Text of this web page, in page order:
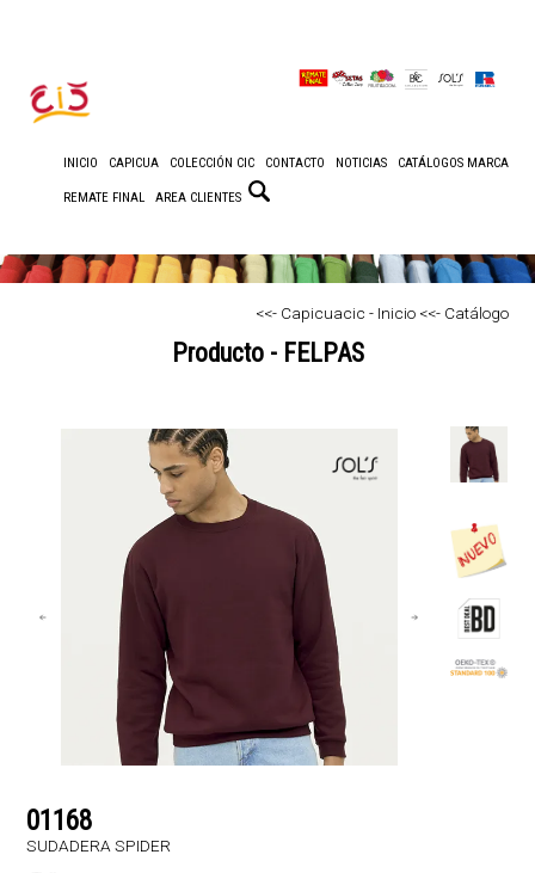
INICIO CAPICUA COLECCIÓN CIC CONTACTO NOTICIAS CATÁLOGOS MARCA
REMATE FINAL AREA CLIENTES
<<- Capicuacic - Inicio<<- Catálogo
Producto - FELPAS
01168
SUDADERA SPIDER